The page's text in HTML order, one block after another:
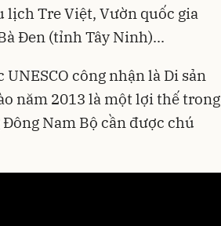
lịch Tre Việt, Vườn quốc gia
Đen (tỉnh Tây Ninh)...
công nhận là Di sản
năm 2013 là một lợi thế trong
Nam Bộ cần được chú